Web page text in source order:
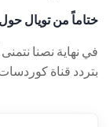
ختاماً من تويال
في نهاية نصنا
بتردد قناة